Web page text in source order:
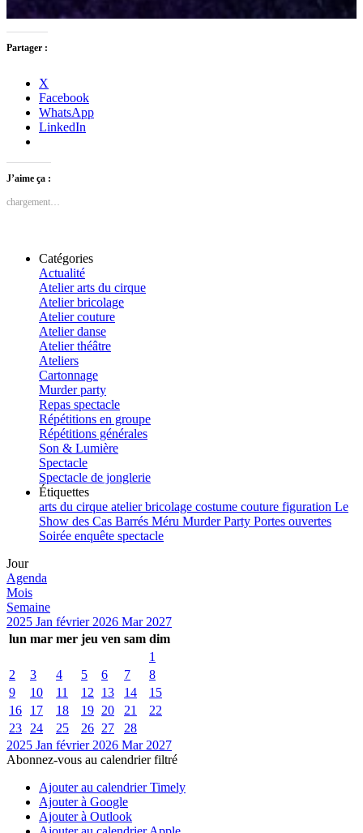
Partager :
X
Facebook
WhatsApp
LinkedIn
J’aime ça :
chargement…
Catégories
Actualité
Atelier arts du cirque
Atelier bricolage
Atelier couture
Atelier danse
Atelier théâtre
Ateliers
Cartonnage
Murder party
Repas spectacle
Répétitions en groupe
Répétitions générales
Son & Lumière
Spectacle
Spectacle de jonglerie
Étiquettes
arts du cirque atelierbricolage costume couture figuration Le
Show des Cas Barrés Méru Murder Party Portes ouvertes
Soirée enquête spectacle
Jour
Agenda
Mois
Semaine
2025 Jan février 2026 Mar 2027
lun mar mer jeu ven sam dim
1
2
3 4 5 6 7
8
9
10 11 12 13 14
15
16
17 18 19 20 21
22
23
24 25 26 27
28
2025 Jan février 2026 Mar 2027
Abonnez-vous au calendrier filtré
Ajouter au calendrier Timely
Ajouter à Google
Ajouter à Outlook